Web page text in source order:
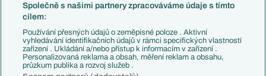
Manchester United
AC Milán
Juventus FC
Bayern Mnichov
FC Barcelona
Real Madrid
Společně s našimi partnery zpracováváme údaje s tímto
cílem:
Používání přesných údajů o zeměpisné poloze . Aktivní
vyhledávání identifikačních údajů v rámci specifických vlastností
zařízení . Ukládání a/nebo přístup k informacím v zařízení .
Personalizovaná reklama a obsah, měření reklam a obsahu,
průzkum publika a rozvoj služeb .